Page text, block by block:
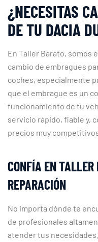
¿NECESITAS
DE TU DACIA
En Taller Barato, somos
cambio de embragues
coches, especialmente
que el embrague es un
funcionamiento de tu
servicio rápido, fiable y,
precios muy
CONFÍA EN
REPARACIÓN
No importa dónde te
de profesionales
atender tus